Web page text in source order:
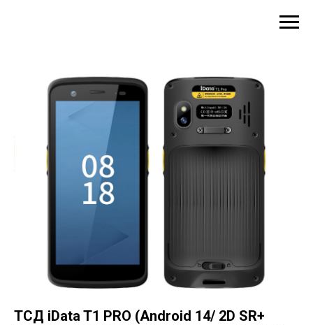
ТСД iData T1 PRO (Android 14/ 2D SR+